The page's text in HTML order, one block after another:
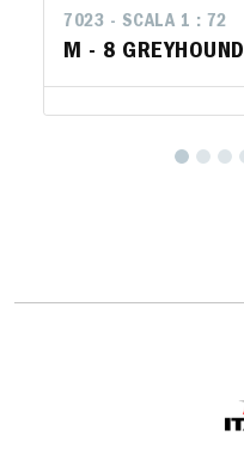
7023 - SCALA 1 : 72
M - 8 GREYHOUND